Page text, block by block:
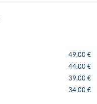
49,00 €
44,00 €
39,00 €
34,00 €